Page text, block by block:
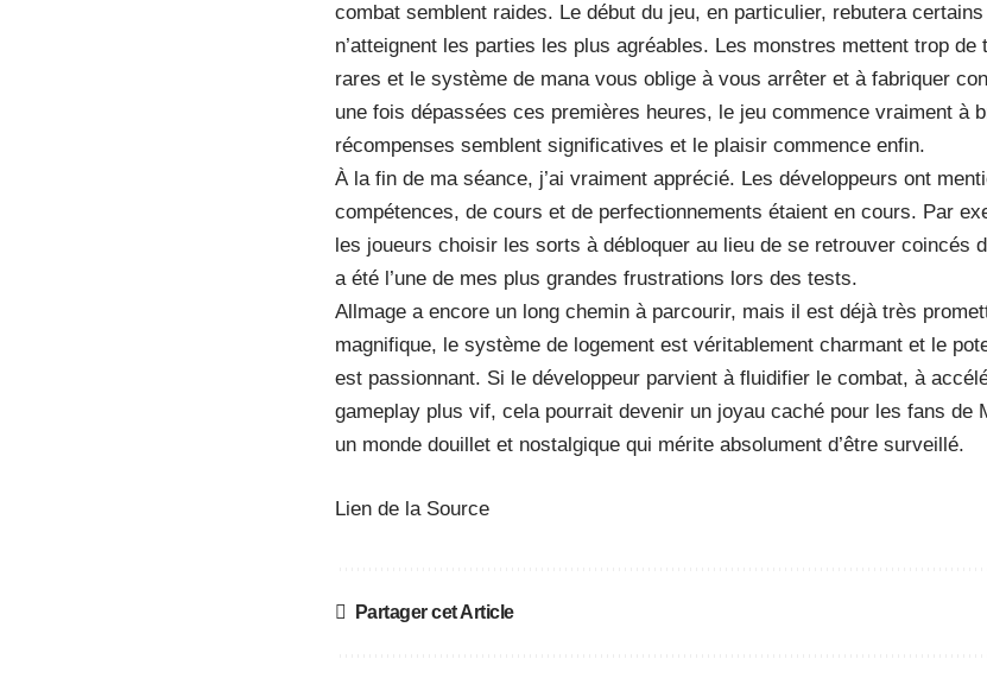
combat semblent raides. Le début du jeu, en particulier, rebutera certains
n’atteignent les parties les plus agréables. Les monstres mettent trop
rares et le système de mana vous oblige à vous arrêter et à fabriquer
une fois dépassées ces premières heures, le jeu commence vraiment à
récompenses semblent significatives et le plaisir commence enfin.
À la fin de ma séance, j’ai vraiment apprécié. Les développeurs ont
compétences, de cours et de perfectionnements étaient en cours. Par
les joueurs choisir les sorts à débloquer au lieu de se retrouver coincés
a été l’une de mes plus grandes frustrations lors des tests.
Allmage a encore un long chemin à parcourir, mais il est déjà très
magnifique, le système de logement est véritablement charmant et le
est passionnant. Si le développeur parvient à fluidifier le combat, à
gameplay plus vif, cela pourrait devenir un joyau caché pour les fans de
un monde douillet et nostalgique qui mérite absolument d’être surveillé.
Lien de la Source
Partager cet Article